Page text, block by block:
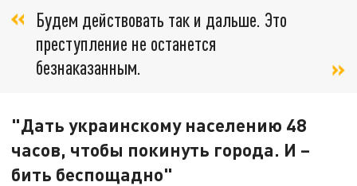
Будем действовать так и дальше. Это
преступление не останется
безнаказанным.
"Дать украинскому населению 48
часов, чтобы покинуть города. И –
бить беспощадно"